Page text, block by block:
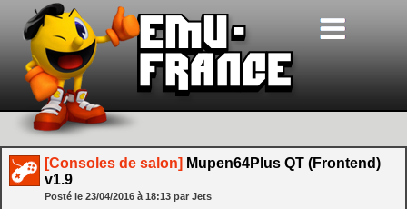
[Consoles de salon] Mupen64Plus QT (Frontend)
v1.9
Posté le 23/04/2016 à 18:13 par Jets